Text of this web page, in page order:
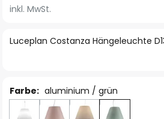
der
springen
Luceplan Costanza Hängeleuchte
inkl. MwSt.
Farbe: aluminium / grün